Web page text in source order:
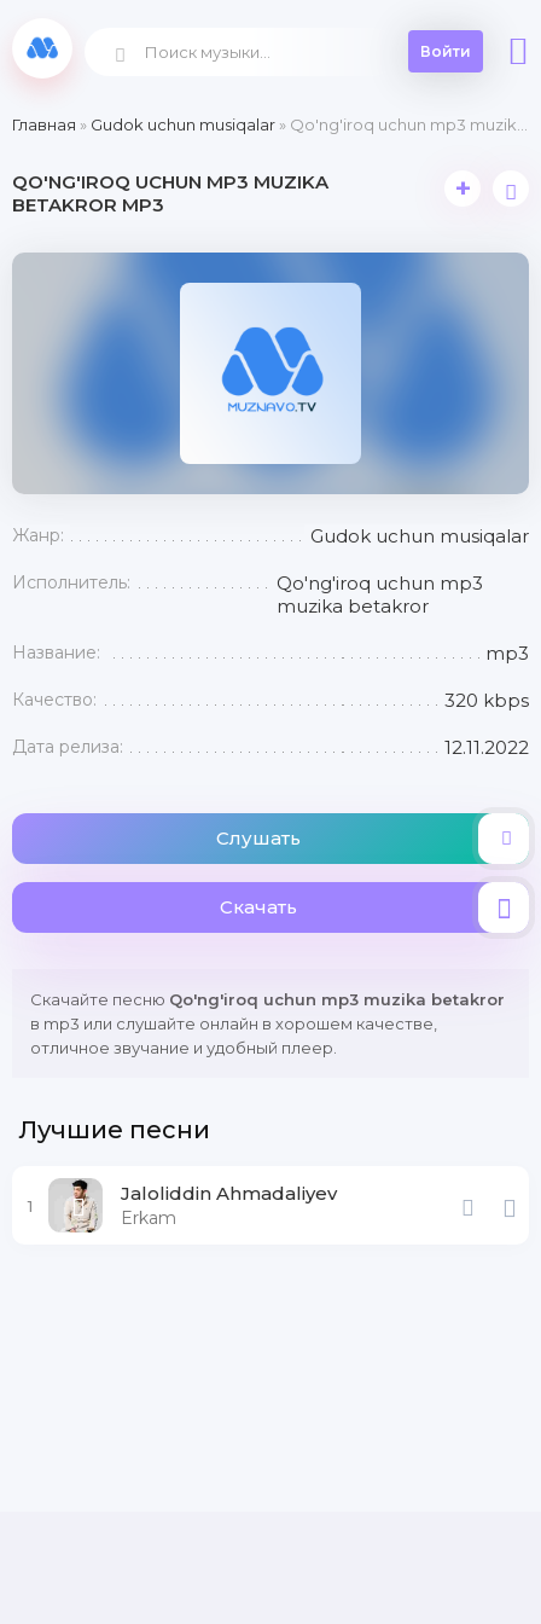
Войти
Главная » Gudok uchun musiqalar » Qo'ng'iroq uchun mp3 muzika betakror
QO'NG'IROQ UCHUN MP3 MUZIKA
BETAKROR MP3
+
Жанр: Gudok uchun musiqalar
Исполнитель:
Qo'ng'iroq uchun mp3
muzika betakror
Название: mp3
Качество: 320 kbps
Дата релиза: 12.11.2022
Слушать
Скачать
Скачайте песню Qo'ng'iroq uchun mp3 muzika betakror
в mp3 или слушайте онлайн в хорошем качестве,
отличное звучание и удобный плеер.
Лучшие песни
1
Jaloliddin Ahmadaliyev
Erkam